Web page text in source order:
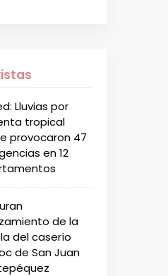
Lluvias por
tropical
provocaron 47
en 12
de la
del caserío
de San Juan